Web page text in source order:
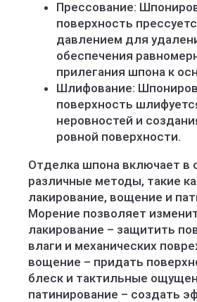
Прессование:
поверхность
давлением для
обеспечения
прилегания шпона к
Шлифование:
поверхность
неровностей и
ровной поверхности.
Отделка шпона включает в
различные методы, такие
лакирование, вощение и
Морение позволяет
лакирование – защитить
влаги и механических
вощение – придать
блеск и тактильные
патинирование – создать